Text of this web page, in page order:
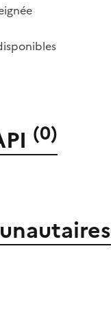
(0)